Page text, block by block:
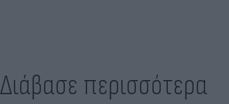
Διάβασε περισσότερα